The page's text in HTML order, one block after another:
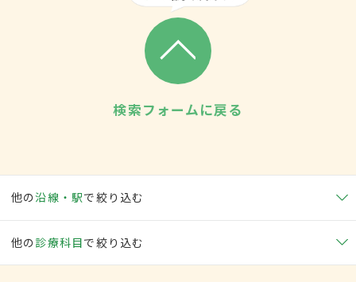
検索フォームに戻る
他の沿線・駅で絞り込む
他の 診療科目で絞り込む